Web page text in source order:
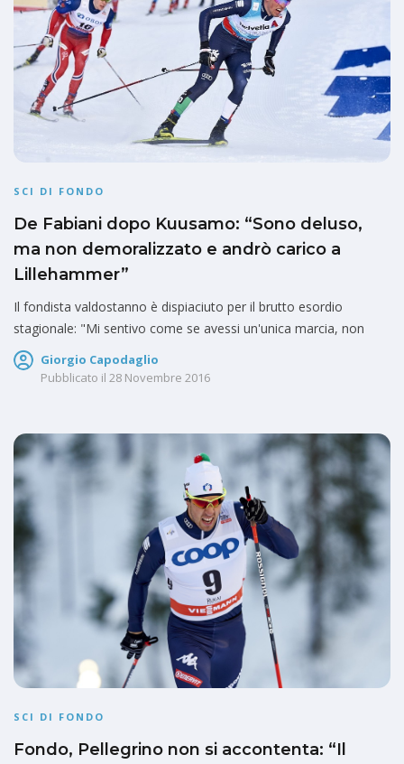
SCI DI FONDO
De Fabiani dopo Kuusamo: “Sono deluso,
ma non demoralizzato e andrò carico a
Lillehammer”
Il fondista valdostanno è dispiaciuto per il brutto esordio
stagionale: "Mi sentivo come se avessi un'unica marcia, non
Giorgio Capodaglio
Pubblicato il 28 Novembre 2016
SCI DI FONDO
Fondo, Pellegrino non si accontenta: “Il